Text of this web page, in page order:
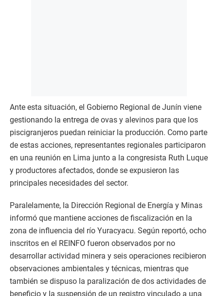
Ante esta situación, el Gobierno Regional de Junín viene
gestionando la entrega de ovas y alevinos para que los
piscigranjeros puedan reiniciar la producción. Como parte
de estas acciones, representantes regionales participaron
en una reunión en Lima junto a la congresista Ruth Luque
y productores afectados, donde se expusieron las
principales necesidades del sector.
Paralelamente, la Dirección Regional de Energía y Minas
informó que mantiene acciones de fiscalización en la
zona de influencia del río Yuracyacu. Según reportó, ocho
inscritos en el REINFO fueron observados por no
desarrollar actividad minera y seis operaciones recibieron
observaciones ambientales y técnicas, mientras que
también se dispuso la paralización de dos actividades de
beneficio y la suspensión de un registro vinculado a una